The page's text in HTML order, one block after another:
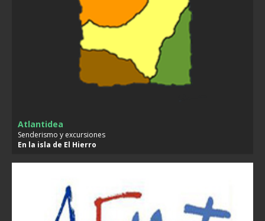
Atlantidea
Senderismo y excursiones
En la isla de El Hierro